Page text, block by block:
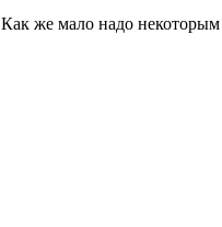
Как же мало надо некоторым